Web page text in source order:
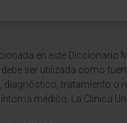
en este Diccionario
ser utilizada como
diagnóstico, tratamiento o
médico. La Clínica